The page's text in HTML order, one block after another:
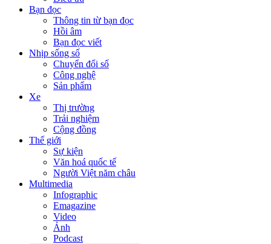
Bạn đọc
Thông tin từ bạn đọc
Hồi âm
Bạn đọc viết
Nhịp sống số
Chuyển đổi số
Công nghệ
Sản phẩm
Xe
Thị trường
Trải nghiệm
Cộng đồng
Thế giới
Sự kiện
Văn hoá quốc tế
Người Việt năm châu
Multimedia
Infographic
Emagazine
Video
Ảnh
Podcast